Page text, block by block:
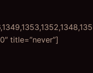
title=”never”]